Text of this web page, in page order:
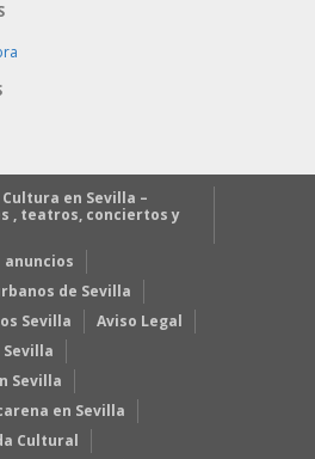
en Sevilla –
, teatros, conciertos y
anuncios
de Sevilla
Sevilla
Aviso Legal
Sevilla
en Sevilla
Cultural